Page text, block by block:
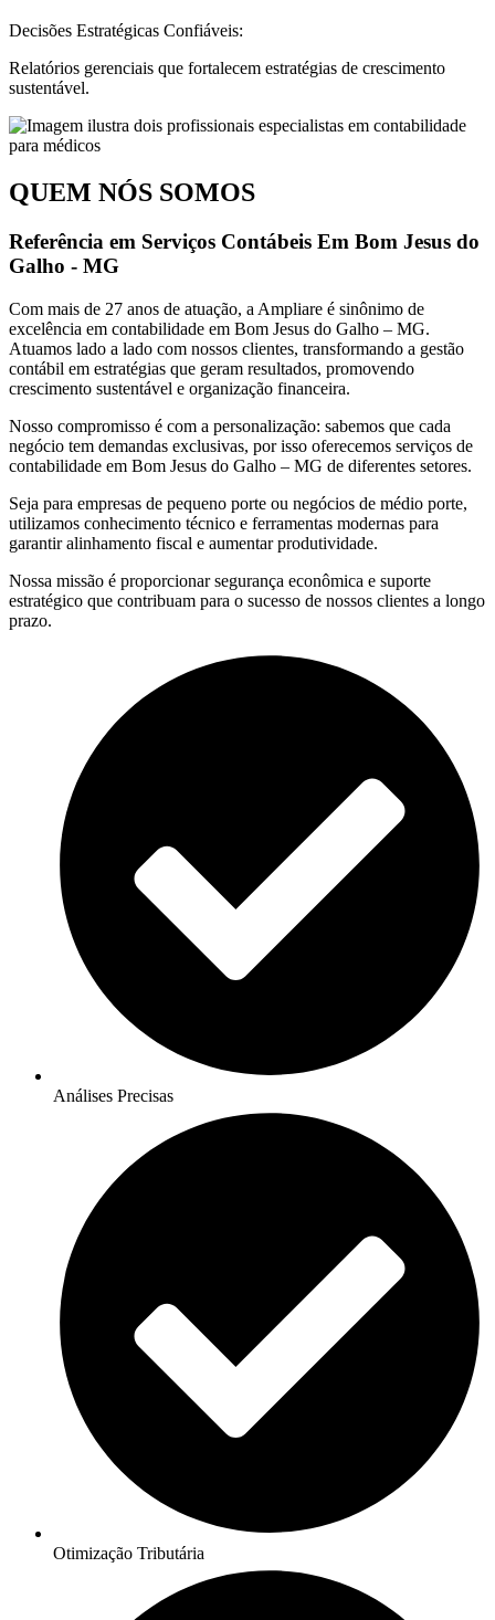
Decisões Estratégicas Confiáveis:
Relatórios gerenciais que fortalecem estratégias de crescimento
sustentável.
QUEM NÓS SOMOS
Referência em Serviços Contábeis Em Bom Jesus do
Galho - MG
Com mais de 27 anos de atuação, a Ampliare é sinônimo de
excelência em contabilidade em Bom Jesus do Galho – MG.
Atuamos lado a lado com nossos clientes, transformando a gestão
contábil em estratégias que geram resultados, promovendo
crescimento sustentável e organização financeira.
Nosso compromisso é com a personalização: sabemos que cada
negócio tem demandas exclusivas, por isso oferecemos serviços de
contabilidade em Bom Jesus do Galho – MG de diferentes setores.
Seja para empresas de pequeno porte ou negócios de médio porte,
utilizamos conhecimento técnico e ferramentas modernas para
garantir alinhamento fiscal e aumentar produtividade.
Nossa missão é proporcionar segurança econômica e suporte
estratégico que contribuam para o sucesso de nossos clientes a longo
prazo.
Análises Precisas
Otimização Tributária